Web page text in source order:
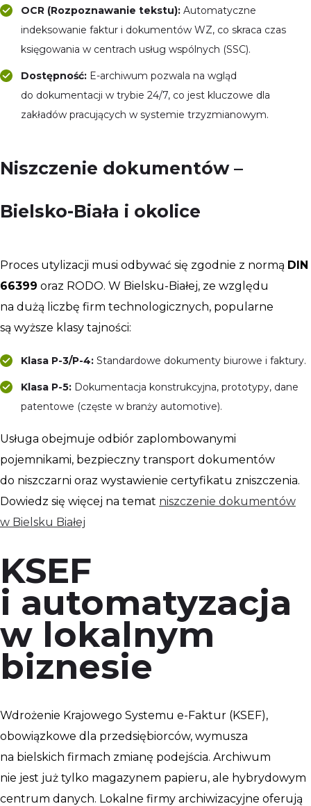
OCR (Rozpoznawanie tekstu): Automatyczne
indeksowanie faktur i dokumentów WZ, co skraca czas
księgowania w centrach usług wspólnych (SSC).
Dostępność: E-archiwum pozwala na wgląd
do dokumentacji w trybie 24/7, co jest kluczowe dla
zakładów pracujących w systemie trzyzmianowym.
Niszczenie dokumentów –
Bielsko-Biała i okolice
Proces utylizacji musi odbywać się zgodnie z normą DIN
66399 oraz RODO. W Bielsku-Białej, ze względu
na dużą liczbę firm technologicznych, popularne
są wyższe klasy tajności:
Klasa P-3/P-4: Standardowe dokumenty biurowe i faktury.
Klasa P-5: Dokumentacja konstrukcyjna, prototypy, dane
patentowe (częste w branży automotive).
Usługa obejmuje odbiór zaplombowanymi
pojemnikami, bezpieczny transport dokumentów
do niszczarni oraz wystawienie certyfikatu zniszczenia.
Dowiedz się więcej na temat niszczenie dokumentów
w Bielsku Białej
KSEF
i automatyzacja
w lokalnym
biznesie
Wdrożenie Krajowego Systemu e-Faktur (KSEF),
obowiązkowe dla przedsiębiorców, wymusza
na bielskich firmach zmianę podejścia. Archiwum
nie jest już tylko magazynem papieru, ale hybrydowym
centrum danych. Lokalne firmy archiwizacyjne oferują